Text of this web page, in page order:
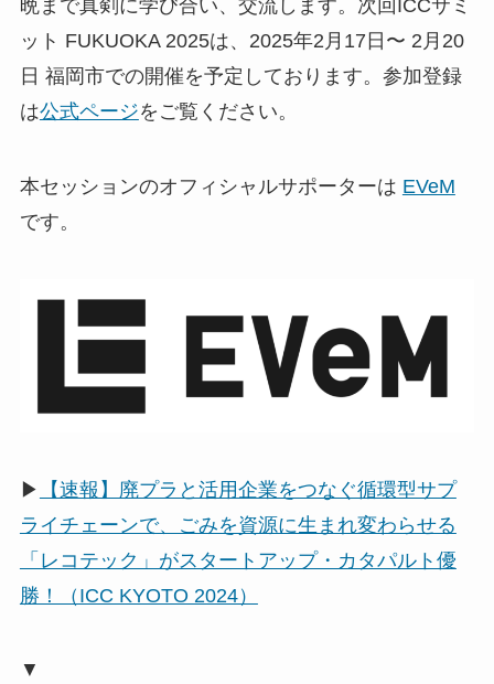
晩まで真剣に学び合い、交流します。次回ICCサミ
ット FUKUOKA 2025は、2025年2月17日〜 2月20
日 福岡市での開催を予定しております。参加登録
は公式ページをご覧ください。
本セッションのオフィシャルサポーターは EVeM
です。
▶
【速報】廃プラと活用企業をつなぐ循環型サプ
ライチェーンで、ごみを資源に生まれ変わらせる
「レコテック」がスタートアップ・カタパルト優
勝！（ICC KYOTO 2024）
▼